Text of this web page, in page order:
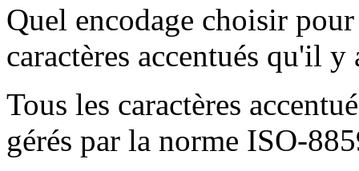
Quel encodage choisir
caractères accentués qu'il
Tous les caractères
gérés par la norme ISO-